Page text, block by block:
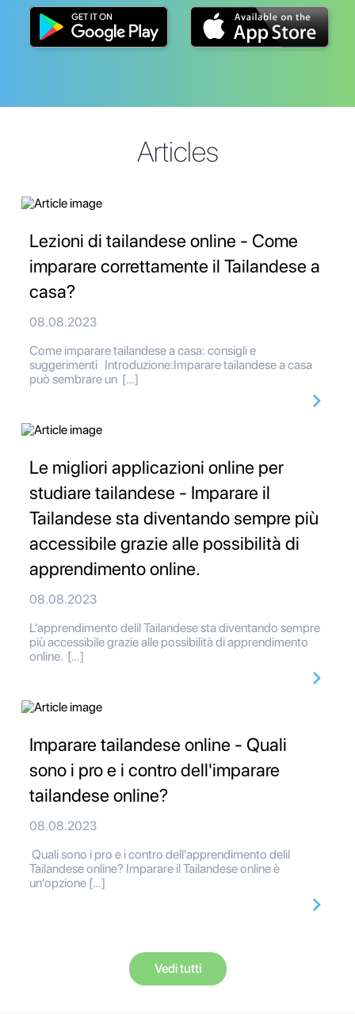
Articles
Lezioni di tailandese online - Come
imparare correttamente il Tailandese a
casa?
08.08.2023
Come imparare tailandese a casa: consigli e
suggerimenti Introduzione:Imparare tailandese a casa
può sembrare un […]
Le migliori applicazioni online per
studiare tailandese - Imparare il
Tailandese sta diventando sempre più
accessibile grazie alle possibilità di
apprendimento online.
08.08.2023
L'apprendimento delil Tailandese sta diventando sempre
più accessibile grazie alle possibilità di apprendimento
online. […]
Imparare tailandese online - Quali
sono i pro e i contro dell'imparare
tailandese online?
08.08.2023
Quali sono i pro e i contro dell'apprendimento delil
Tailandese online? Imparare il Tailandese online è
un'opzione […]
Vedi tutti